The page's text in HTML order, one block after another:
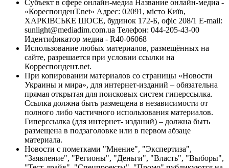
Субъект в сфере онлайн-медиа Название онлайн-медиа -
«КореспонденТ.net» Адрес: 02091, місто Київ,
ХАРКІВСЬКЕ ШОСЕ, будинок 172-Б, офіс 208/1 E-mail:
sunlight@mediadim.com.ua Телефон: 044-205-43-00
Идентификатор медиа - R40-06068
Использование любых материалов, размещённых на
сайте, разрешается при условии ссылки на
Корреспондент.net.
При копировании материалов со страницы «Новости
Украины и мира», для интернет-изданий – обязательна
прямая открытая для поисковых систем гиперссылка.
Ссылка должна быть размещена в независимости от
полного либо частичного использования материалов.
Гиперссылка (для интернет- изданий) – должна быть
размещена в подзаголовке или в первом абзаце
материала.
Новости с пометками "Мнение", "Экспертиза",
"Заявление", "Регионы", "Деньги", "Власть", "Выборы",